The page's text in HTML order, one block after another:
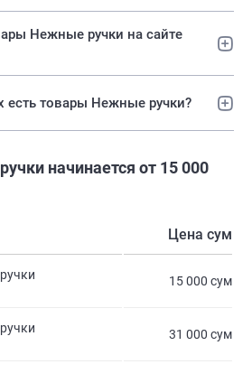
Нежные ручки на сайте
есть товары Нежные ручки?
начинается от 15 000
Цена сум
15 000 сум
31 000 сум